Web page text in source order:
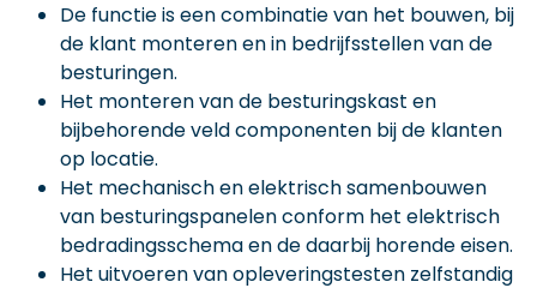
De functie is een combinatie van het bouwen, bij
de klant monteren en in bedrijfsstellen van de
besturingen.
Het monteren van de besturingskast en
bijbehorende veld componenten bij de klanten
op locatie.
Het mechanisch en elektrisch samenbouwen
van besturingspanelen conform het elektrisch
bedradingsschema en de daarbij horende eisen.
Het uitvoeren van opleveringstesten zelfstandig